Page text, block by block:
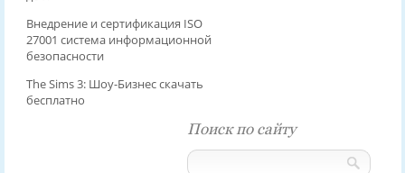
Внедрение и сертификация ISO
27001 система информационной
безопасности
The Sims 3: Шоу-Бизнес скачать
бесплатно
Поиск по сайту